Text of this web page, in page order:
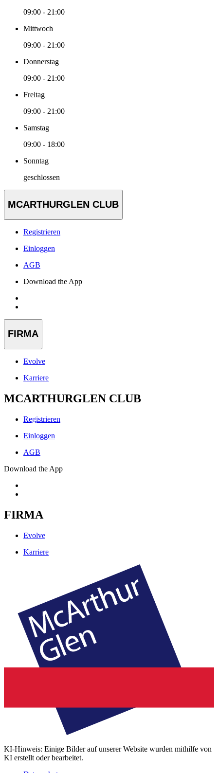
09:00 - 21:00
Mittwoch
09:00 - 21:00
Donnerstag
09:00 - 21:00
Freitag
09:00 - 21:00
Samstag
09:00 - 18:00
Sonntag
geschlossen
MCARTHURGLEN CLUB
Registrieren
Einloggen
AGB
Download the App
FIRMA
Evolve
Karriere
MCARTHURGLEN CLUB
Registrieren
Einloggen
AGB
Download the App
FIRMA
Evolve
Karriere
KI-Hinweis: Einige Bilder auf unserer Website wurden mithilfe von
KI erstellt oder bearbeitet.